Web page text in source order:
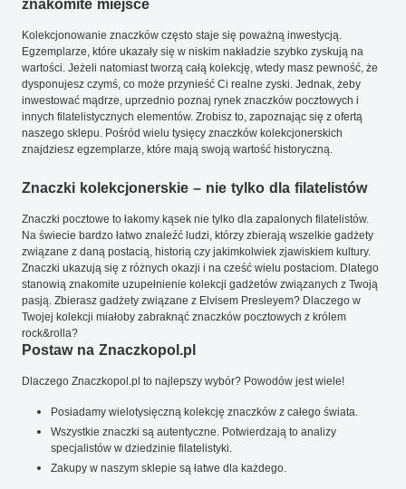
znakomite miejsce
Kolekcjonowanie znaczków często staje się poważną inwestycją.
Egzemplarze, które ukazały się w niskim nakładzie szybko zyskują na
wartości. Jeżeli natomiast tworzą całą kolekcję, wtedy masz pewność, że
dysponujesz czymś, co może przynieść Ci realne zyski. Jednak, żeby
inwestować mądrze, uprzednio poznaj rynek znaczków pocztowych i
innych filatelistycznych elementów. Zrobisz to, zapoznając się z ofertą
naszego sklepu. Pośród wielu tysięcy znaczków kolekcjonerskich
znajdziesz egzemplarze, które mają swoją wartość historyczną.
Znaczki kolekcjonerskie – nie tylko dla filatelistów
Znaczki pocztowe to łakomy kąsek nie tylko dla zapalonych filatelistów.
Na świecie bardzo łatwo znaleźć ludzi, którzy zbierają wszelkie gadżety
związane z daną postacią, historią czy jakimkolwiek zjawiskiem kultury.
Znaczki ukazują się z różnych okazji i na cześć wielu postaciom. Dlatego
stanowią znakomite uzupełnienie kolekcji gadżetów związanych z Twoją
pasją. Zbierasz gadżety związane z Elvisem Presleyem? Dlaczego w
Twojej kolekcji miałoby zabraknąć znaczków pocztowych z królem
rock&rolla?
Postaw na Znaczkopol.pl
Dlaczego Znaczkopol.pl to najlepszy wybór? Powodów jest wiele!
Posiadamy wielotysięczną kolekcję znaczków z całego świata.
Wszystkie znaczki są autentyczne. Potwierdzają to analizy
specjalistów w dziedzinie filatelistyki.
Zakupy w naszym sklepie są łatwe dla każdego.